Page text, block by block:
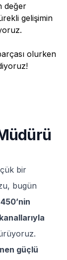
değer
gelişimin
olurken
bir
bugün
güçlü